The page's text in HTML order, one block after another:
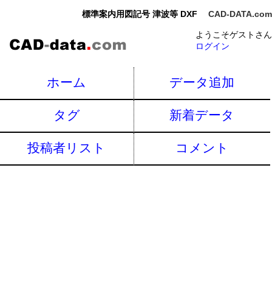
標準案内用図記号 津波等 DXF CAD-DATA.com
ようこそゲストさん
ログイン
ホーム データ追加
タグ 新着データ
投稿者リスト コメント